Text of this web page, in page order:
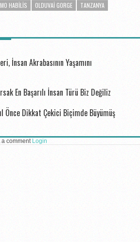
HABILIS OLDUVAI GORGE
TANZANYA
İnsan Akrabasının Yaşamını
En Başarılı İnsan Türü Biz Değiliz
Önce Dikkat Çekici Biçimde Büyümüş
a comment Login